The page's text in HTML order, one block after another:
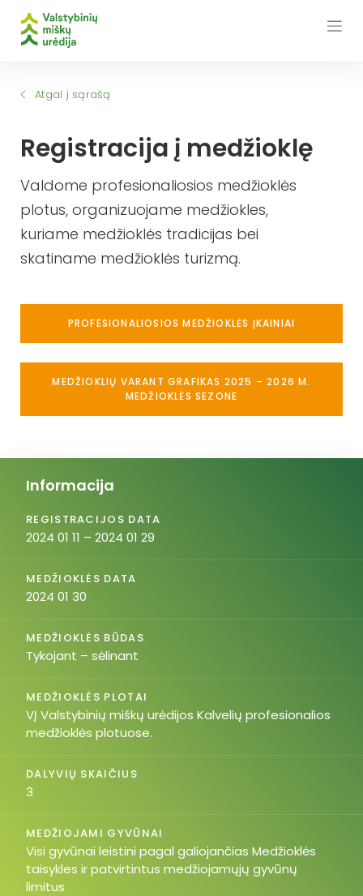
Atgal į sąrašą
Registracija į medžioklę
Valdome profesionaliosios medžioklės
plotus, organizuojame medžiokles,
kuriame medžioklės tradicijas bei
skatiname medžioklės turizmą.
PROFESIONALIOSIOS MEDŽIOKLĖS ĮKAINIAI
MEDŽIOKLIŲ VARANT GRAFIKAS 2025 – 2026 M.
MEDŽIOKLĖS SEZONE
Informacija
REGISTRACIJOS DATA
2024 01 11 – 2024 01 29
MEDŽIOKLĖS DATA
2024 01 30
MEDŽIOKLĖS BŪDAS
Tykojant – sėlinant
MEDŽIOKLĖS PLOTAI
VĮ Valstybinių miškų urėdijos Kalvelių profesionalios
medžioklės plotuose.
DALYVIŲ SKAIČIUS
3
MEDŽIOJAMI GYVŪNAI
Visi gyvūnai leistini pagal galiojančias Medžioklės
taisykles ir patvirtintus medžiojamųjų gyvūnų
limitus